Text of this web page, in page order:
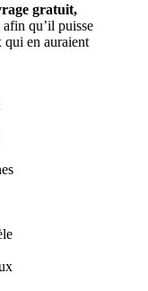
gratuit,
afin qu’il puisse
qui en auraient